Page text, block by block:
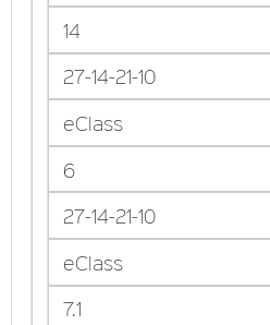
14
27-14-21-10
eClass
6
27-14-21-10
eClass
7.1